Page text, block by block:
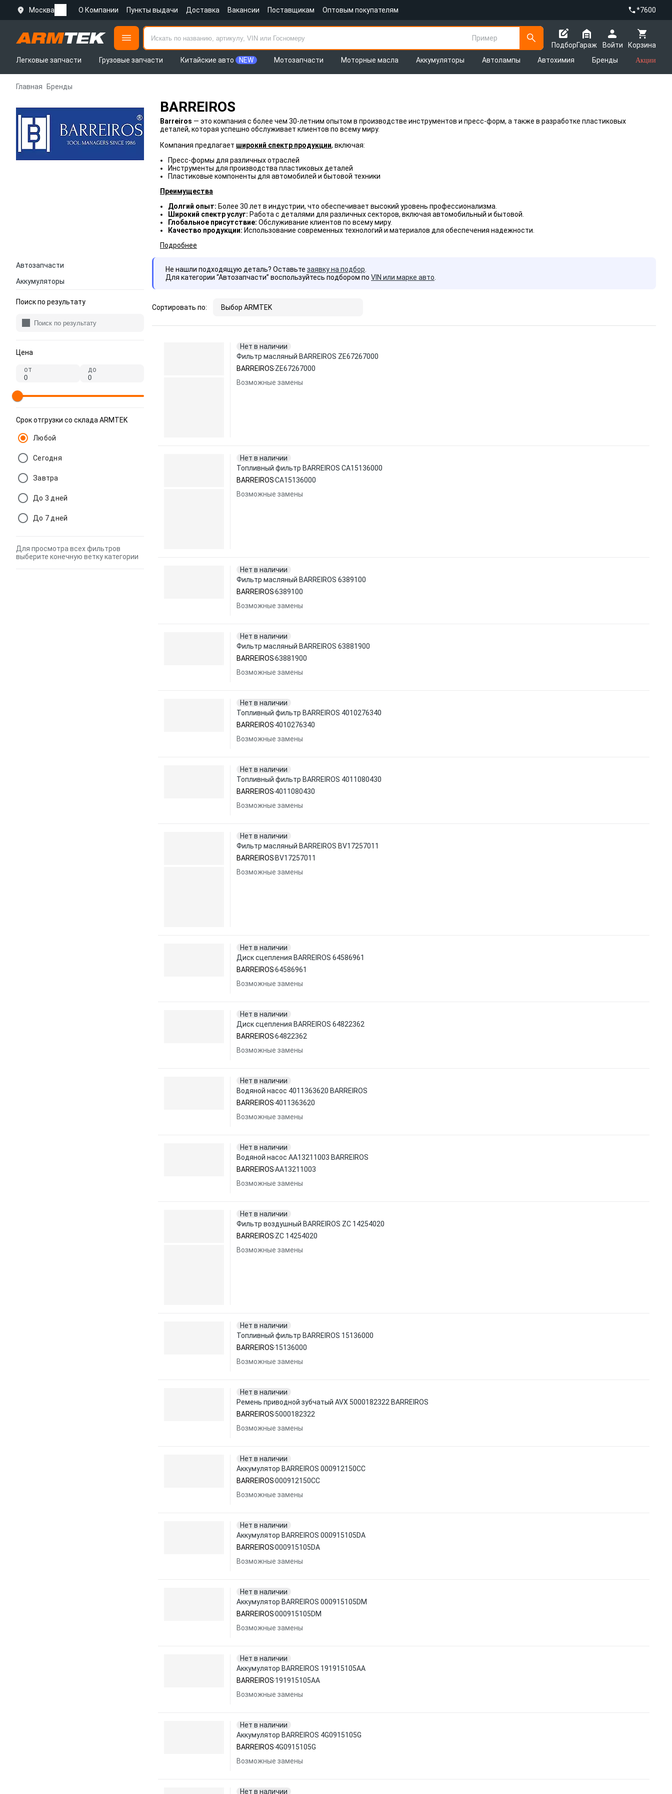
Москва О Компании Пункты выдачи Доставка Вакансии Поставщикам Оптовым покупателям *7600
Пример
Подбор
Корзина
Гараж
Войти
Легковые запчасти
Грузовые запчасти Китайские авто NEW Мотозапчасти Моторные масла Аккумуляторы Автолампы Автохимия Бренды Акции
Главная Бренды
BARREIROS
Barreiros — это компания с более чем 30-летним опытом в производстве инструментов и пресс-форм, а также в разработке пластиковых
деталей, которая успешно обслуживает клиентов по всему миру.
Компания предлагает широкий спектр продукции, включая:
Пресс-формы для различных отраслей
Инструменты для производства пластиковых деталей
Пластиковые компоненты для автомобилей и бытовой техники
Преимущества
Долгий опыт: Более 30 лет в индустрии, что обеспечивает высокий уровень профессионализма.
Широкий спектр услуг: Работа с деталями для различных секторов, включая автомобильный и бытовой.
Глобальное присутствие: Обслуживание клиентов по всему миру.
Качество продукции: Использование современных технологий и материалов для обеспечения надежности.
Подробнее
Автозапчасти
Аккумуляторы
Поиск по результату
Цена
от до
Срок отгрузки со склада ARMTEK
Любой
Сегодня
Завтра
До 3 дней
До 7 дней
Для просмотра всех фильтров
выберите конечную ветку категории
Не нашли подходящую деталь? Оставьте заявку на подбор
Для категории “Автозапчасти” воспользуйтесь подбором по VIN или марке авто
Сортировать по: Выбор ARMTEK
Нет в наличии
Фильтр масляный BARREIROS ZE67267000
BARREIROS ZE67267000
Возможные замены
Нет в наличии
Топливный фильтр BARREIROS CA15136000
BARREIROSCA15136000
Возможные замены
Нет в наличии
Фильтр масляный BARREIROS 6389100
BARREIROS6389100
Возможные замены
Нет в наличии
Фильтр масляный BARREIROS 63881900
BARREIROS63881900
Возможные замены
Нет в наличии
Топливный фильтр BARREIROS 4010276340
BARREIROS 4010276340
Возможные замены
Нет в наличии
Топливный фильтр BARREIROS 4011080430
BARREIROS 4011080430
Возможные замены
Нет в наличии
Фильтр масляный BARREIROS BV17257011
BARREIROS BV17257011
Возможные замены
Нет в наличии
Диск сцепления BARREIROS 64586961
BARREIROS64586961
Возможные замены
Нет в наличии
Диск сцепления BARREIROS 64822362
BARREIROS64822362
Возможные замены
Нет в наличии
Водяной насос 4011363620 BARREIROS
BARREIROS 4011363620
Возможные замены
Нет в наличии
Водяной насос AA13211003 BARREIROS
BARREIROSAA13211003
Возможные замены
Нет в наличии
Фильтр воздушный BARREIROS ZC 14254020
BARREIROS ZC 14254020
Возможные замены
Нет в наличии
Топливный фильтр BARREIROS 15136000
BARREIROS 15136000
Возможные замены
Нет в наличии
Ремень приводной зубчатый AVX 5000182322 BARREIROS
BARREIROS 5000182322
Возможные замены
Нет в наличии
Аккумулятор BARREIROS 000912150CC
BARREIROS000912150CC
Возможные замены
Нет в наличии
Аккумулятор BARREIROS 000915105DA
BARREIROS000915105DA
Возможные замены
Нет в наличии
Аккумулятор BARREIROS 000915105DM
BARREIROS000915105DM
Возможные замены
Нет в наличии
Аккумулятор BARREIROS 191915105AA
BARREIROS 191915105AA
Возможные замены
Нет в наличии
Аккумулятор BARREIROS 4G0915105G
BARREIROS 4G0915105G
Возможные замены
Нет в наличии